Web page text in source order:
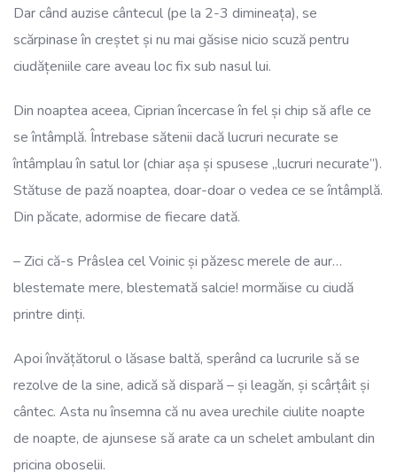
Dar când auzise cântecul (pe la 2-3 dimineața), se
scărpinase în creștet și nu mai găsise nicio scuză pentru
ciudățeniile care aveau loc fix sub nasul lui.
Din noaptea aceea, Ciprian încercase în fel și chip să afle ce
se întâmplă. Întrebase sătenii dacă lucruri necurate se
întâmplau în satul lor (chiar așa și spusese „lucruri necurate”).
Stătuse de pază noaptea, doar-doar o vedea ce se întâmplă.
Din păcate, adormise de fiecare dată.
– Zici că-s Prâslea cel Voinic și păzesc merele de aur…
blestemate mere, blestemată salcie! mormăise cu ciudă
printre dinți.
Apoi învățătorul o lăsase baltă, sperând ca lucrurile să se
rezolve de la sine, adică să dispară – și leagăn, și scârțâit și
cântec. Asta nu însemna că nu avea urechile ciulite noapte
de noapte, de ajunsese să arate ca un schelet ambulant din
pricina oboselii.